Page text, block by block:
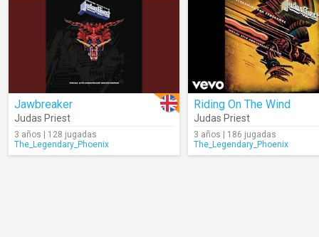
Jawbreaker
Judas Priest
3 años | 128 jugadas
The_Legendary_Phoenix
Riding On The Wind
Judas Priest
3 años | 186 jugadas
The_Legendary_Phoenix